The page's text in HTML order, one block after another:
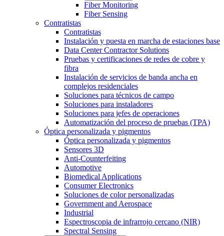
Fiber Monitoring
Fiber Sensing
Contratistas
Contratistas
Instalación y puesta en marcha de estaciones base
Data Center Contractor Solutions
Pruebas y certificaciones de redes de cobre y
fibra
Instalación de servicios de banda ancha en
complejos residenciales
Soluciones para técnicos de campo
Soluciones para instaladores
Soluciones para jefes de operaciones
Automatización del proceso de pruebas (TPA)
Óptica personalizada y pigmentos
Óptica personalizada y pigmentos
Sensores 3D
Anti-Counterfeiting
Automotive
Biomedical Applications
Consumer Electronics
Soluciones de color personalizadas
Government and Aerospace
Industrial
Espectroscopia de infrarrojo cercano (NIR)
Spectral Sensing